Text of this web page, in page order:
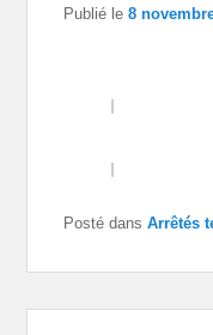
Publié le8
Posté dans Arrêtés